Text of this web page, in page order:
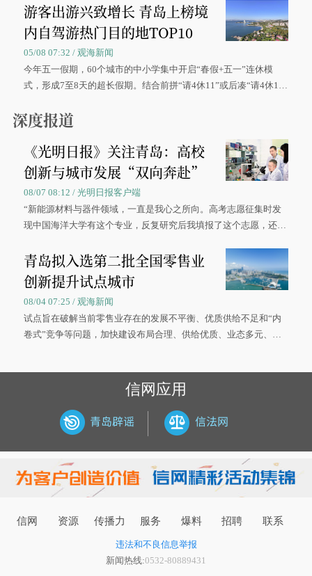
游客出游兴致增长 青岛上榜境
内自驾游热门目的地TOP10
05/08 07:32 / 观海新闻
今年五一假期，60个城市的中小学集中开启“春假+五一”连休模
式，形成7至8天的超长假期。结合前拼“请4休11”或后凑“请4休1
深度报道
《光明日报》关注青岛：高校
创新与城市发展“双向奔赴”
08/07 08:12 / 光明日报客户端
“新能源材料与器件领域，一直是我心之所向。高考志愿征集时发
现中国海洋大学有这个专业，反复研究后我填报了这个志愿，还真
大学材料科学与工程学院材料类专业的录取通知书。
青岛拟入选第二批全国零售业
创新提升试点城市
08/04 07:25 / 观海新闻
试点旨在破解当前零售业存在的发展不平衡、优质供给不足和“内
卷式”竞争等问题，加快建设布局合理、供给优质、业态多元、智
信网应用
信网 资源 传播力 服务 爆料 招聘 联系
违法和不良信息举报
新闻热线:0532-80889431